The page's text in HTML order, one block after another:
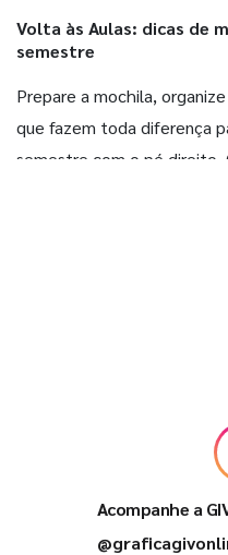
Volta às Aulas: dicas de
semestre
Prepare a mochila,
que fazem toda diferença
semestre com o pé direito.
Acompanhe a